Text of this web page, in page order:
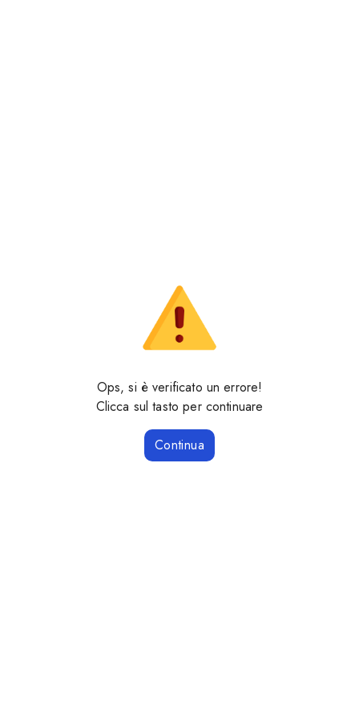
Ops, si è verificato un errore!
Clicca sul tasto per continuare
Continua